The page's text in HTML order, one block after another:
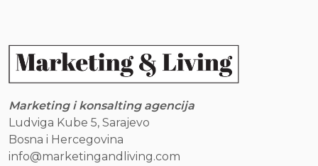
Marketing i konsalting agencija
Ludviga Kube 5, Sarajevo
Bosna i Hercegovina
info@marketingandliving.com